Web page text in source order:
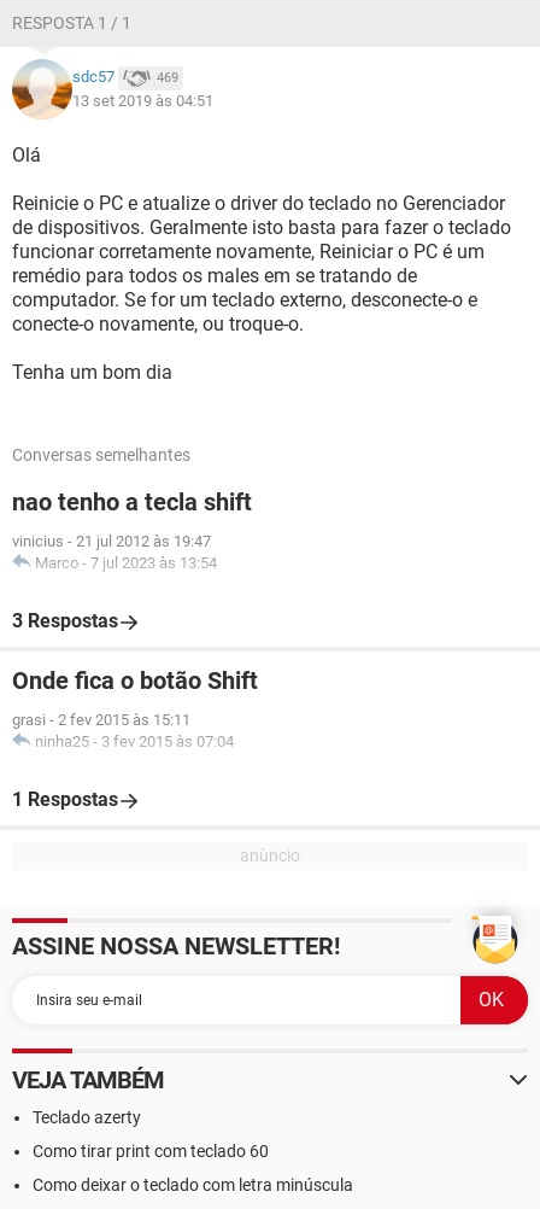
RESPOSTA 1 / 1
sdc57 469
13 set 2019 às 04:51
Olá
Reinicie o PC e atualize o driver do teclado no Gerenciador
de dispositivos. Geralmente isto basta para fazer o teclado
funcionar corretamente novamente, Reiniciar o PC é um
remédio para todos os males em se tratando de
computador. Se for um teclado externo, desconecte-o e
conecte-o novamente, ou troque-o.
Tenha um bom dia
Conversas semelhantes
nao tenho a tecla shift
vinicius - 21 jul 2012 às 19:47
Marco - 7 jul 2023 às 13:54
3 Respostas
Onde fica o botão Shift
grasi - 2 fev 2015 às 15:11
ninha25 - 3 fev 2015 às 07:04
1 Respostas
ASSINE NOSSA NEWSLETTER!
VEJA TAMBÉM
Teclado azerty
Como tirar print com teclado 60
Como deixar o teclado com letra minúscula